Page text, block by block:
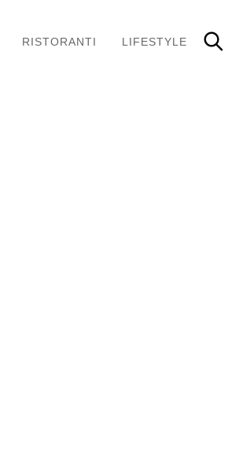
RISTORANTI LIFESTYLE